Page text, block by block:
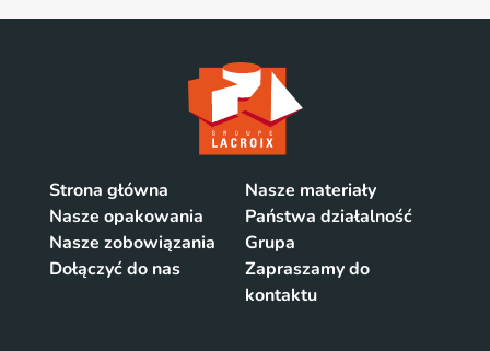
Strona główna
Nasze materiały
Nasze opakowania
Państwa działalność
Nasze zobowiązania
Grupa
Dołączyć do nas
Zapraszamy do
kontaktu